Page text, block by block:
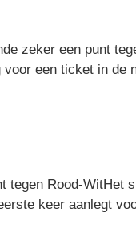
zeker een punt
een ticket in de
tegen Rood-
keer aanlegt